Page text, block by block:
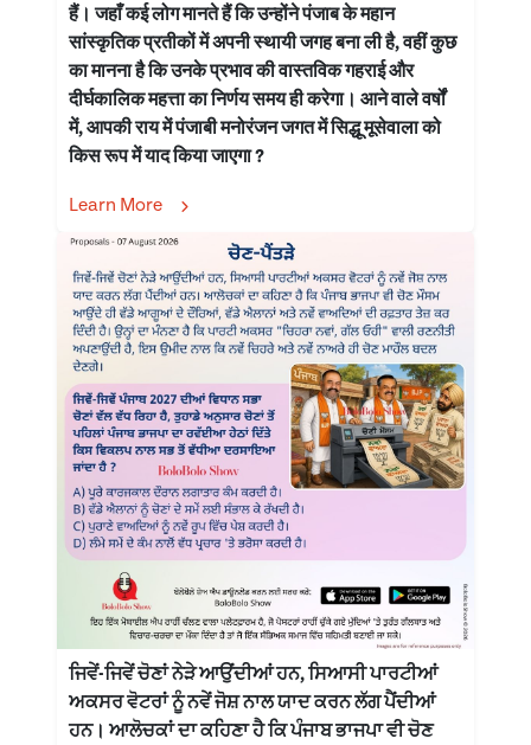
हैं। जहाँ कई लोग मानते हैं कि उन्होंने पंजाब के महान
सांस्कृतिक प्रतीकों में अपनी स्थायी जगह बना ली है, वहीं कुछ
का मानना है कि उनके प्रभाव की वास्तविक गहराई और
दीर्घकालिक महत्ता का निर्णय समय ही करेगा। आने वाले वर्षों
में, आपकी राय में पंजाबी मनोरंजन जगत में सिद्धू मूसेवाला को
किस रूप में याद किया जाएगा ?
Learn More
ਜਿਵੇਂ-ਜਿਵੇਂ ਚੋਣਾਂ ਨੇੜੇ ਆਉਂਦੀਆਂ ਹਨ, ਸਿਆਸੀ ਪਾਰਟੀਆਂ
ਅਕਸਰ ਵੋਟਰਾਂ ਨੂੰ ਨਵੇਂ ਜੋਸ਼ ਨਾਲ ਯਾਦ ਕਰਨ ਲੱਗ ਪੈਂਦੀਆਂ
ਹਨ। ਆਲੋਚਕਾਂ ਦਾ ਕਹਿਣਾ ਹੈ ਕਿ ਪੰਜਾਬ ਭਾਜਪਾ ਵੀ ਚੋਣ